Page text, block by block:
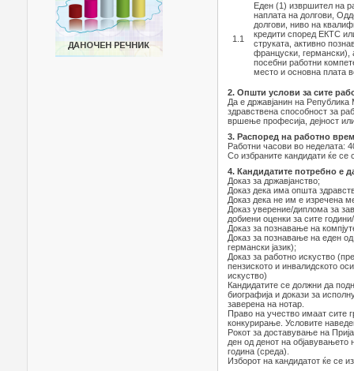
1.1
Еден (1) извршител на
наплата на долгови,
долгови, ниво на
кредити според ЕКТС
струката, активно
француски, германски),
посебни работни
место и основна плата
2. Општи услови за сите
Да е државјанин на Република
здравствена способност за
вршење професија, дејност
3. Распоред на работно
Работни часови во неделата:
Со избраните кандидати ќе се
4. Кандидатите потребно е
Доказ за државјанство;
Доказ дека има општа
Доказ дека не им е изречена
Доказ уверение/диплома за
добиени оценки за сите
Доказ за познавање на
Доказ за познавање на еден од
германски јазик);
Доказ за работно искуство
пензиското и инвалидското
искуство)
Кандидатите се должни да
биографија и докази за
заверена на нотар.
Право на учество имаат сите
конкурирање. Условите
Рокот за доставување на
ден од денот на објавувањето
година (среда).
Изборот на кандидатот ќе се